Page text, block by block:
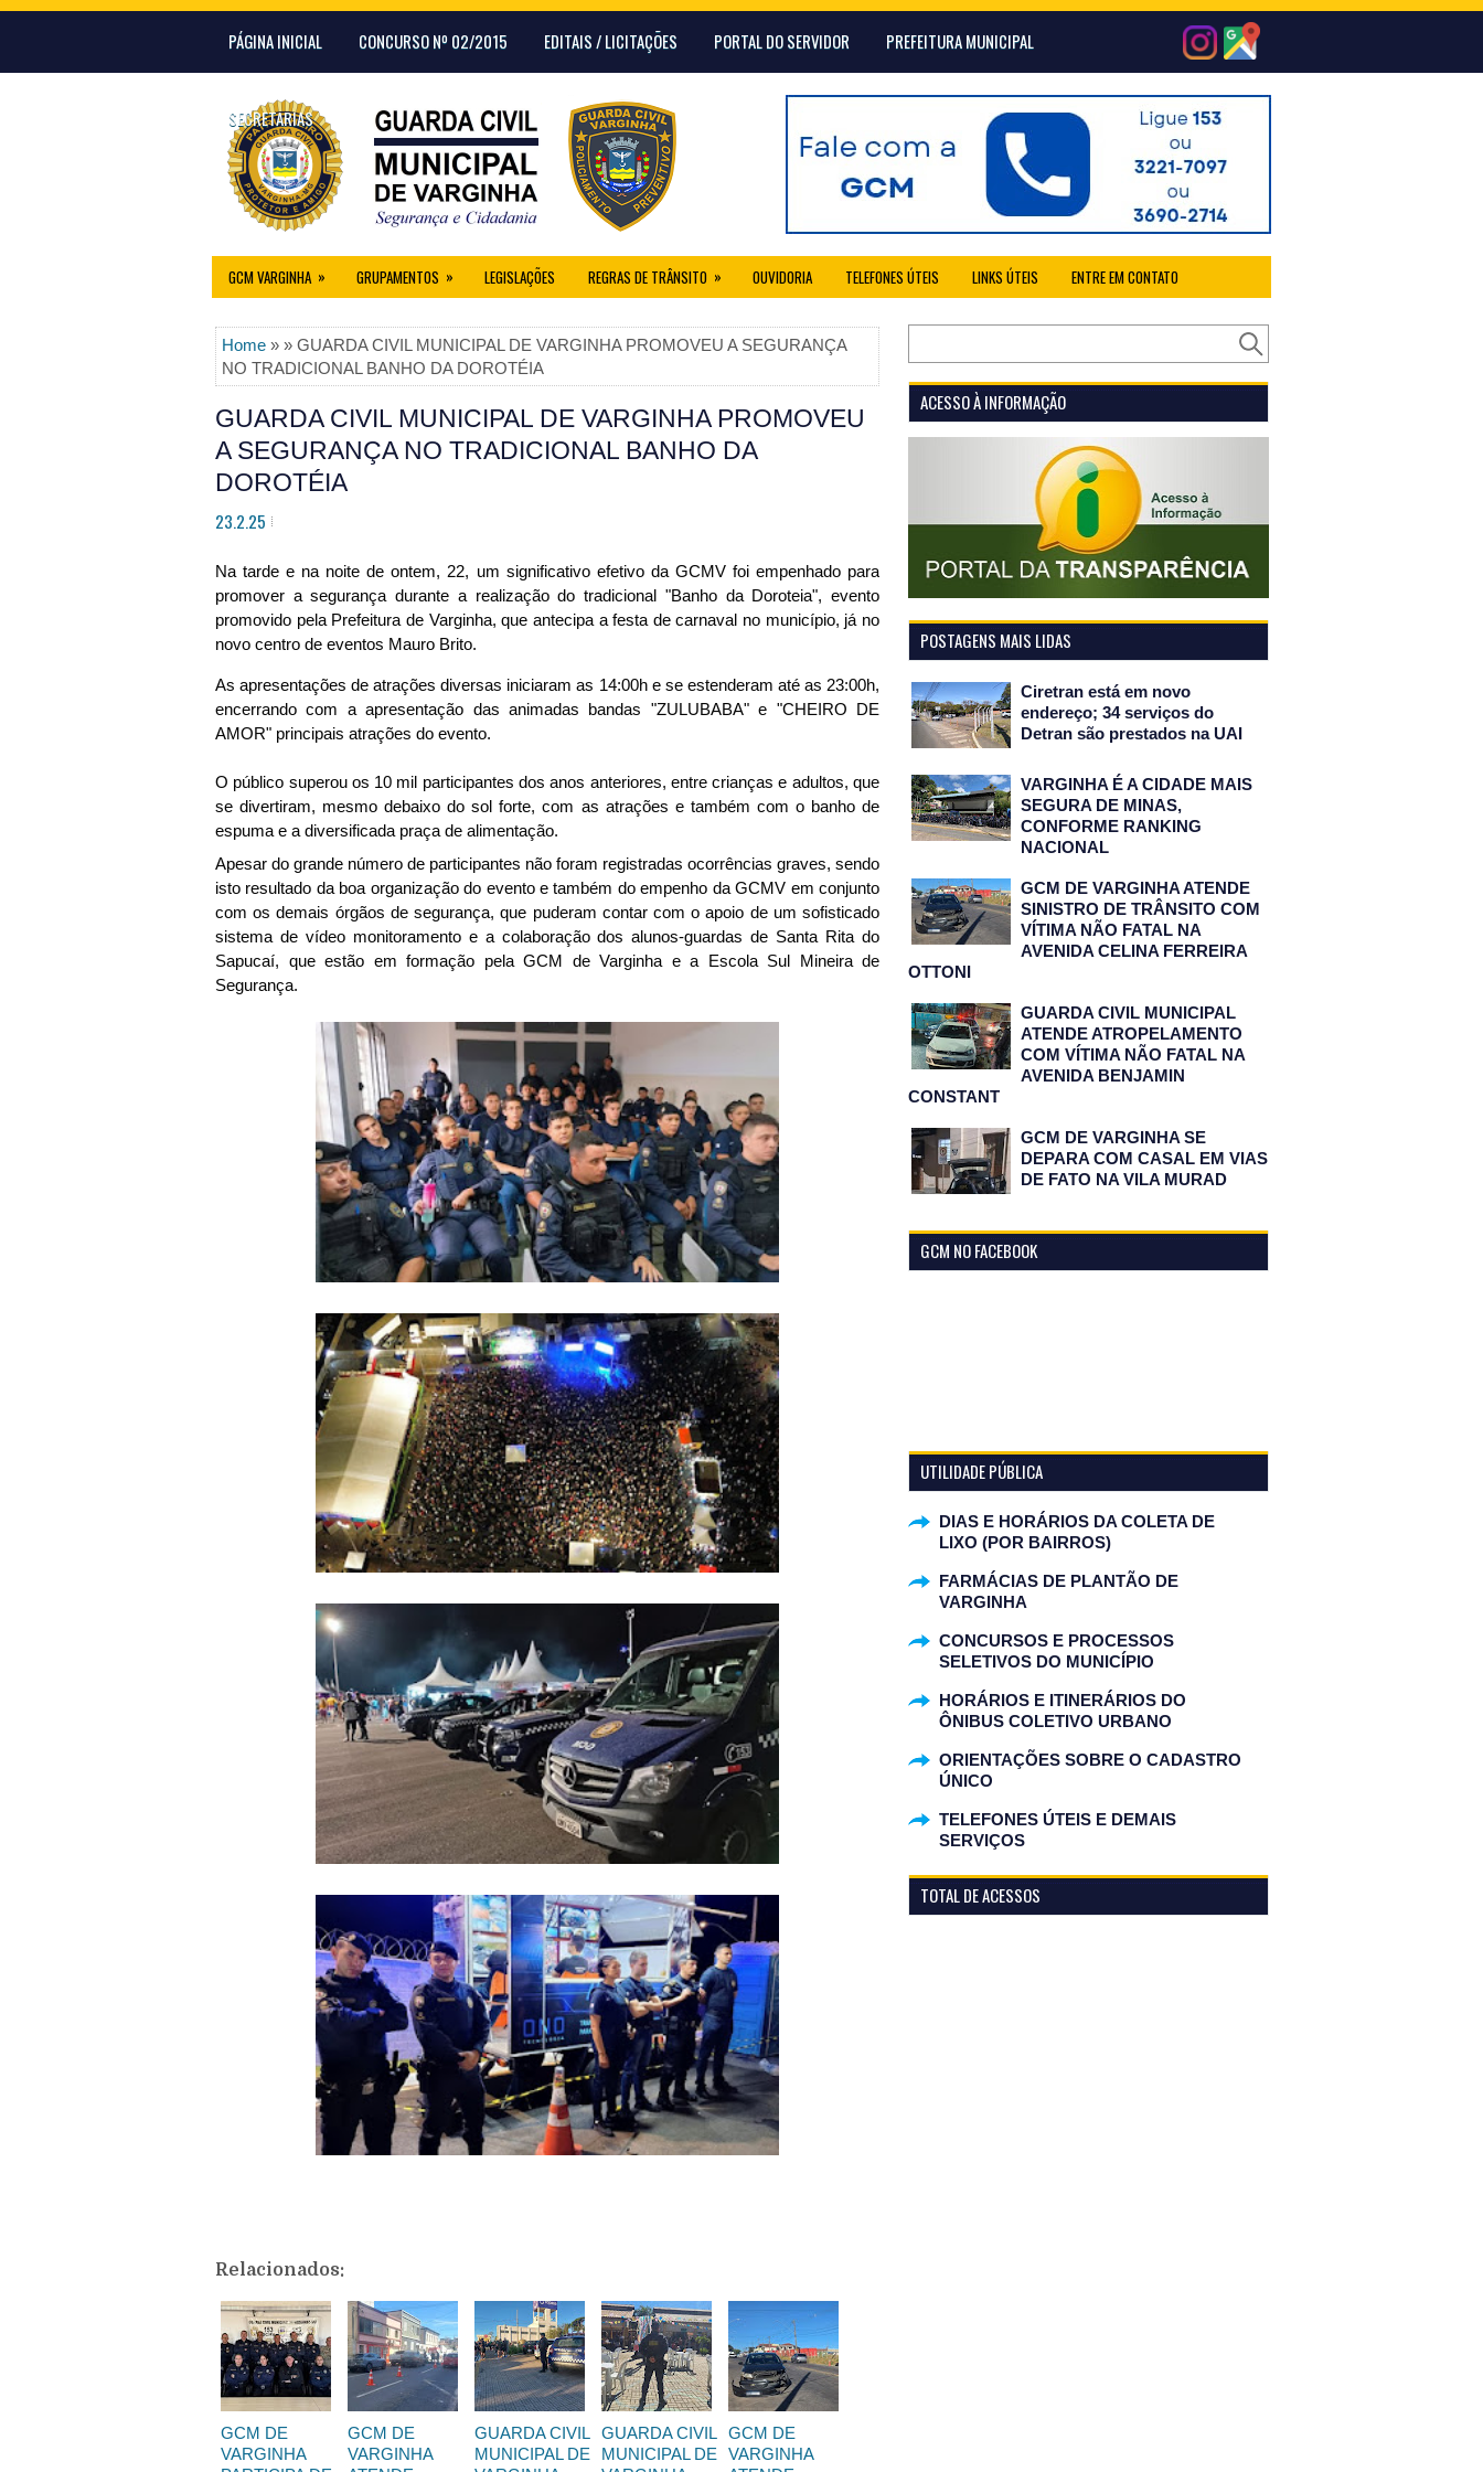
PÁGINA INICIAL CONCURSO Nº 02/2015 EDITAIS / LICITAÇÕES PORTAL DO SERVIDOR PREFEITURA MUNICIPAL
SECRETARIAS
GCM VARGINHA » GRUPAMENTOS » LEGISLAÇÕES REGRAS DE TRÂNSITO » OUVIDORIA TELEFONES ÚTEIS LINKS ÚTEIS ENTRE EM CONTATO
Home » » GUARDA CIVIL MUNICIPAL DE VARGINHA PROMOVEU A SEGURANÇA
NO TRADICIONAL BANHO DA DOROTÉIA
GUARDA CIVIL MUNICIPAL DE VARGINHA PROMOVEU
A SEGURANÇA NO TRADICIONAL BANHO DA
DOROTÉIA
23.2.25
Na tarde e na noite de ontem, 22, um significativo efetivo da GCMV foi empenhado para
promover a segurança durante a realização do tradicional "Banho da Doroteia", evento
promovido pela Prefeitura de Varginha, que antecipa a festa de carnaval no município, já no
novo centro de eventos Mauro Brito.
As apresentações de atrações diversas iniciaram as 14:00h e se estenderam até as 23:00h,
encerrando com a apresentação das animadas bandas "ZULUBABA" e "CHEIRO DE
AMOR" principais atrações do evento.
O público superou os 10 mil participantes dos anos anteriores, entre crianças e adultos, que
se divertiram, mesmo debaixo do sol forte, com as atrações e também com o banho de
espuma e a diversificada praça de alimentação.
Apesar do grande número de participantes não foram registradas ocorrências graves, sendo
isto resultado da boa organização do evento e também do empenho da GCMV em conjunto
com os demais órgãos de segurança, que puderam contar com o apoio de um sofisticado
sistema de vídeo monitoramento e a colaboração dos alunos-guardas de Santa Rita do
Sapucaí, que estão em formação pela GCM de Varginha e a Escola Sul Mineira de
Segurança.
Relacionados:
GCM DE
VARGINHA
GCM DE
VARGINHA
GUARDA CIVIL
MUNICIPAL DE
GUARDA CIVIL
MUNICIPAL DE
GCM DE
VARGINHA
ACESSO À INFORMAÇÃO
POSTAGENS MAIS LIDAS
Ciretran está em novo
endereço; 34 serviços do
Detran são prestados na UAI
VARGINHA É A CIDADE MAIS
SEGURA DE MINAS,
CONFORME RANKING
NACIONAL
GCM DE VARGINHA ATENDE
SINISTRO DE TRÂNSITO COM
VÍTIMA NÃO FATAL NA
AVENIDA CELINA FERREIRA
OTTONI
GUARDA CIVIL MUNICIPAL
ATENDE ATROPELAMENTO
COM VÍTIMA NÃO FATAL NA
AVENIDA BENJAMIN
CONSTANT
GCM DE VARGINHA SE
DEPARA COM CASAL EM VIAS
DE FATO NA VILA MURAD
GCM NO FACEBOOK
UTILIDADE PÚBLICA
DIAS E HORÁRIOS DA COLETA DE
LIXO (POR BAIRROS)
FARMÁCIAS DE PLANTÃO DE
VARGINHA
CONCURSOS E PROCESSOS
SELETIVOS DO MUNICÍPIO
HORÁRIOS E ITINERÁRIOS DO
ÔNIBUS COLETIVO URBANO
ORIENTAÇÕES SOBRE O CADASTRO
ÚNICO
TELEFONES ÚTEIS E DEMAIS
SERVIÇOS
TOTAL DE ACESSOS